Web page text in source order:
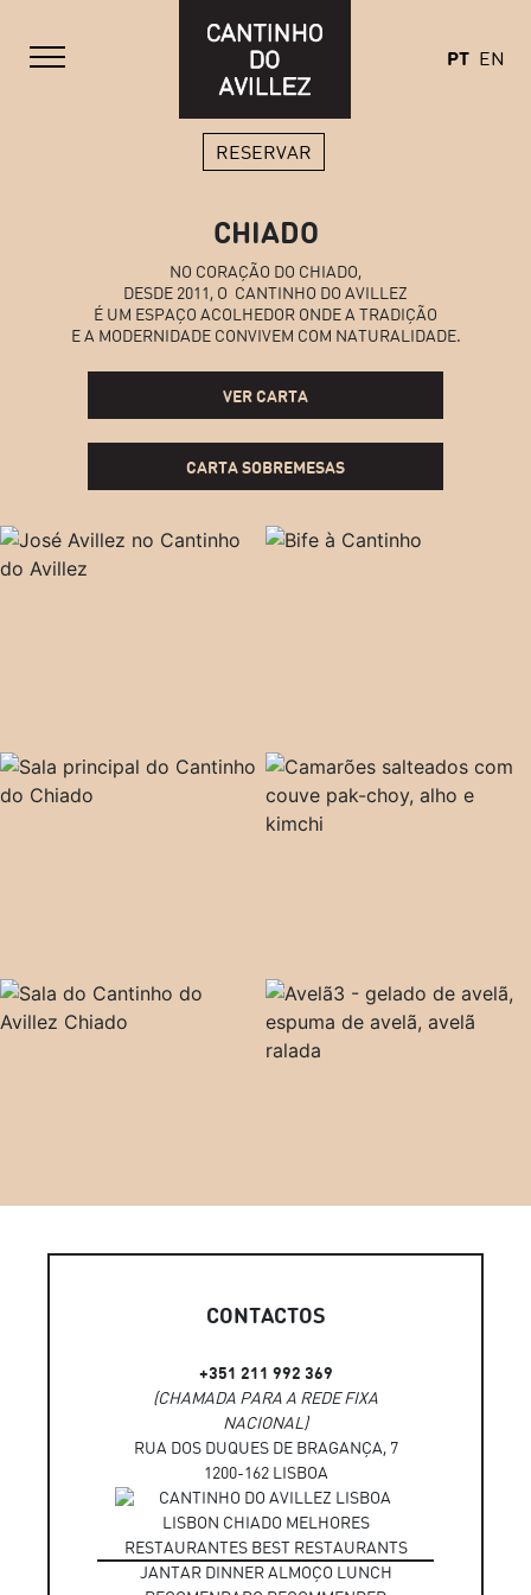
PT EN
RESERVAR
CHIADO
NO CORAÇÃO DO CHIADO,
DESDE 2011, O CANTINHO DO AVILLEZ
É UM ESPAÇO ACOLHEDOR ONDE A TRADIÇÃO
E A MODERNIDADE CONVIVEM COM NATURALIDADE.
VER CARTA
CARTA SOBREMESAS
CONTACTOS
+351 211 992 369
(CHAMADA PARA A REDE FIXA
NACIONAL)
RUA DOS DUQUES DE BRAGANÇA, 7
1200-162 LISBOA